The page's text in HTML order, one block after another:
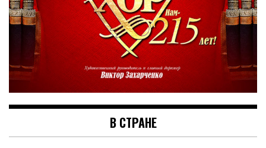
В СТРАНЕ